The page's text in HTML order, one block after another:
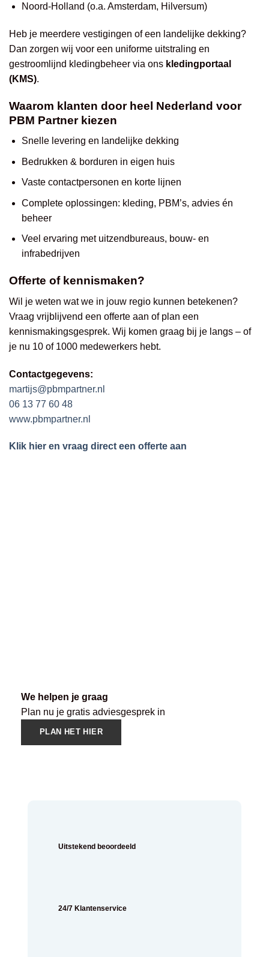
Noord-Holland (o.a. Amsterdam, Hilversum)
Heb je meerdere vestigingen of een landelijke dekking?
Dan zorgen wij voor een uniforme uitstraling en
gestroomlijnd kledingbeheer via ons kledingportaal
(KMS).
Waarom klanten door heel Nederland voor
PBM Partner kiezen
Snelle levering en landelijke dekking
Bedrukken & borduren in eigen huis
Vaste contactpersonen en korte lijnen
Complete oplossingen: kleding, PBM’s, advies én
beheer
Veel ervaring met uitzendbureaus, bouw- en
infrabedrijven
Offerte of kennismaken?
Wil je weten wat we in jouw regio kunnen betekenen?
Vraag vrijblijvend een offerte aan of plan een
kennismakingsgesprek. Wij komen graag bij je langs – of
je nu 10 of 1000 medewerkers hebt.
Contactgegevens:
martijs@pbmpartner.nl
06 13 77 60 48
www.pbmpartner.nl
Klik hier en vraag direct een offerte aan
We helpen je graag
Plan nu je gratis adviesgesprek in
PLAN HET HIER
Uitstekend beoordeeld
24/7 Klantenservice